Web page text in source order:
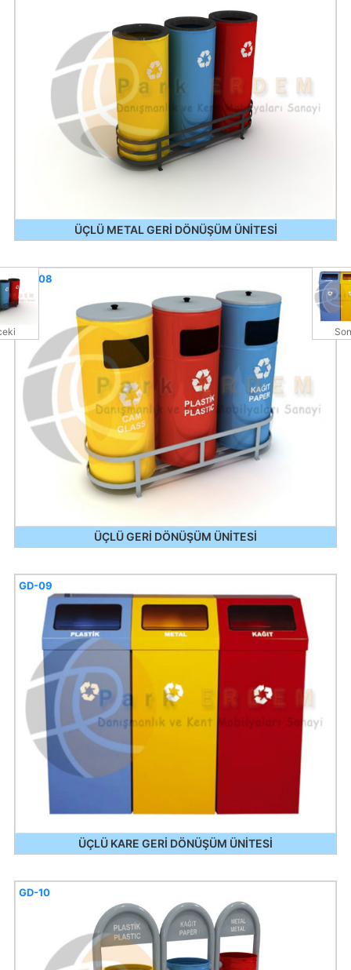
ÜÇLÜ METAL GERİ DÖNÜŞÜM ÜNİTESİ
ÜÇLÜ GERİ DÖNÜŞÜM ÜNİTESİ
GD-08
ÜÇLÜ KARE GERİ DÖNÜŞÜM ÜNİTESİ
GD-09
GD-10